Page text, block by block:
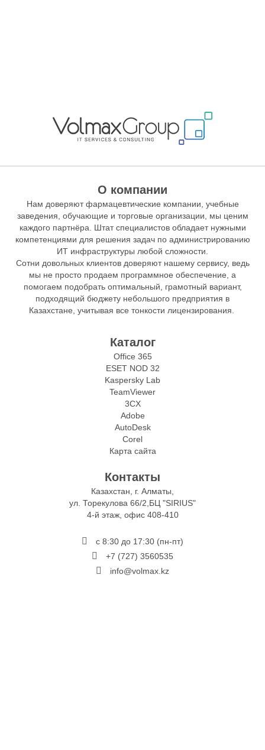
О компании
Нам доверяют фармацевтические компании, учебные
заведения, обучающие и торговые организации, мы ценим
каждого партнёра. Штат специалистов обладает нужными
компетенциями для решения задач по администрированию
ИТ инфраструктуры любой сложности.
Сотни довольных клиентов доверяют нашему сервису, ведь
мы не просто продаем программное обеспечение, а
помогаем подобрать оптимальный, грамотный вариант,
подходящий бюджету небольшого предприятия в
Казахстане, учитывая все тонкости лицензирования.
Каталог
Office 365
ESET NOD 32
Kaspersky Lab
TeamViewer
3CX
Adobe
AutoDesk
Corel
Карта сайта
Контакты
Казахстан, г. Алматы,
ул. Торекулова 66/2,БЦ "SIRIUS"
4-й этаж, офис 408-410
с 8:30 до 17:30 (пн-пт)
+7 (727) 3560535
info@volmax.kz